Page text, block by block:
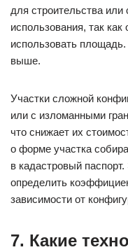
для строительства или
использования, так
использовать
выше.
Участки сложной
или с изломанными
что снижает их
о форме участка
в кадастровый
определить
зависимости от
7. Какие